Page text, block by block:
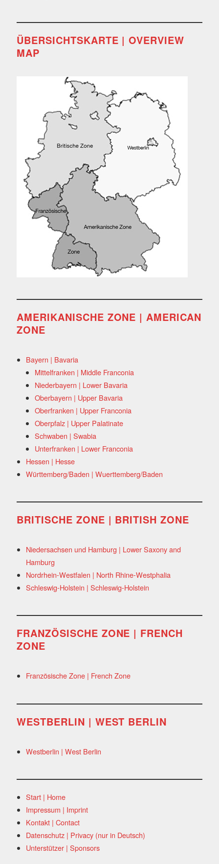
ÜBERSICHTSKARTE | OVERVIEW
MAP
AMERIKANISCHE ZONE | AMERICAN
ZONE
Bayern | Bavaria
Mittelfranken | Middle Franconia
Niederbayern | Lower Bavaria
Oberbayern | Upper Bavaria
Oberfranken | Upper Franconia
Oberpfalz | Upper Palatinate
Schwaben | Swabia
Unterfranken | Lower Franconia
Hessen | Hesse
Württemberg/Baden | Wuerttemberg/Baden
BRITISCHE ZONE | BRITISH ZONE
Niedersachsen und Hamburg | Lower Saxony and
Hamburg
Nordrhein-Westfalen | North Rhine-Westphalia
Schleswig-Holstein | Schleswig-Holstein
FRANZÖSISCHE ZONE | FRENCH
ZONE
Französische Zone | French Zone
WESTBERLIN | WEST BERLIN
Westberlin | West Berlin
Start | Home
Impressum | Imprint
Kontakt | Contact
Datenschutz | Privacy (nur in Deutsch)
Unterstützer | Sponsors